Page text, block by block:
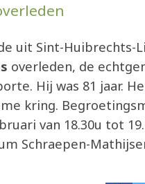
uit Sint-Huibrechts-
overleden, de
Hij was 81 jaar.
kring.
van 18.30u tot
Schraepen-